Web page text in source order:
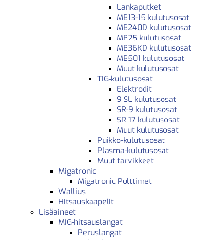
Lankaputket
MB13-15 kulutusosat
MB240D kulutusosat
MB25 kulutusosat
MB36KD kulutusosat
MB501 kulutusosat
Muut kulutusosat
TIG-kulutusosat
Elektrodit
9 SL kulutusosat
SR-9 kulutusosat
SR-17 kulutusosat
Muut kulutusosat
Puikko-kulutusosat
Plasma-kulutusosat
Muut tarvikkeet
Migatronic
Migatronic Polttimet
Wallius
Hitsauskaapelit
Lisäaineet
MIG-hitsauslangat
Peruslangat